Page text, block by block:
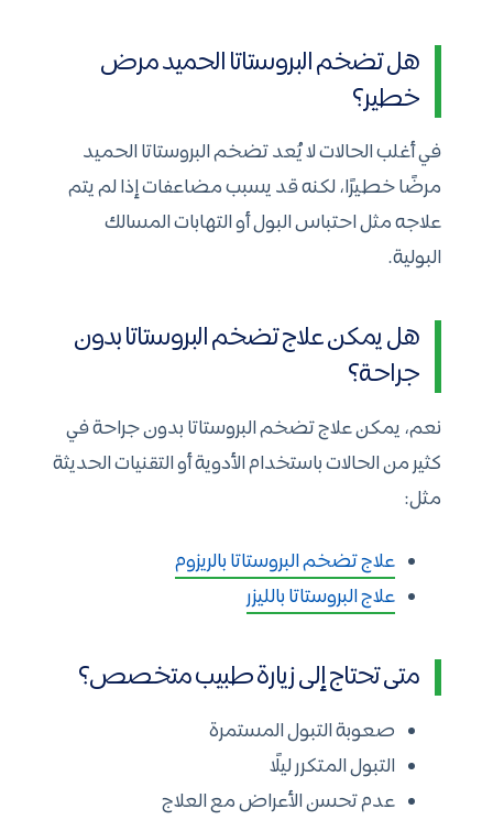
هل تضخم البروستاتا الحميد مرض
خطير؟
في أغلب الحالات لا يُعد تضخم البروستاتا الحميد
مرضًا خطيرًا، لكنه قد يسبب مضاعفات إذا لم يتم
علاجه مثل احتباس البول أو التهابات المسالك
البولية.
هل يمكن علاج تضخم البروستاتا بدون
جراحة؟
نعم، يمكن علاج تضخم البروستاتا بدون جراحة في
كثير من الحالات باستخدام الأدوية أو التقنيات الحديثة
مثل:
علاج تضخم البروستاتا بالريزوم
علاج البروستاتا بالليزر
متى تحتاج إلى زيارة طبيب متخصص؟
صعوبة التبول المستمرة
التبول المتكرر ليلًا
عدم تحسن الأعراض مع العلاج